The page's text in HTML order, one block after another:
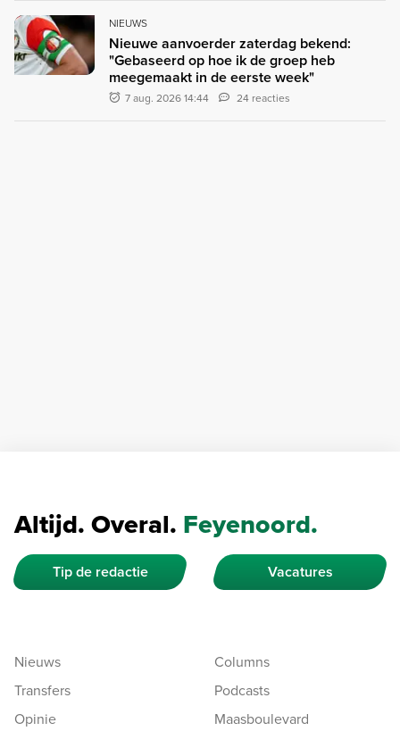
NIEUWS
Nieuwe aanvoerder zaterdag bekend:
"Gebaseerd op hoe ik de groep heb
meegemaakt in de eerste week"
7 aug. 2026 14:44 24 reacties
Altijd. Overal. Feyenoord.
Tip de redactie Vacatures
Nieuws
Transfers
Opinie
Columns
Podcasts
Maasboulevard